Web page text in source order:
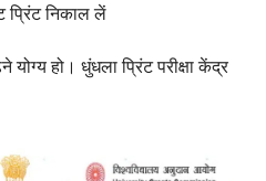
प्रिंट निकाल लें
हो। धुंधला प्रिंट परीक्षा केंद्र